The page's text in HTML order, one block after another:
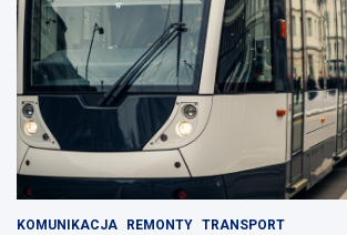
KOMUNIKACJA REMONTY TRANSPORT